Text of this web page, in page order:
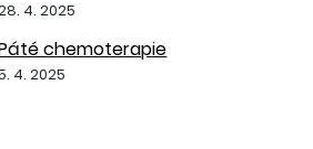
4. 2025
chemoterapie
4. 2025